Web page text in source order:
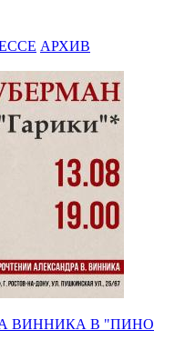
АРХИВ
ВИННИКА В "ПИНО